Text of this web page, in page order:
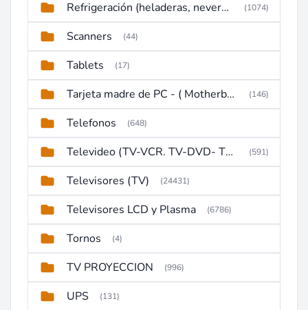
Refrigeración (heladeras, neveras, congeladores) (1074)
Scanners (44)
Tablets (17)
Tarjeta madre de PC - ( Motherboard ) (146)
Telefonos (648)
Televideo (TV-VCR. TV-DVD- TV-DVD-VCR) (591)
Televisores (TV) (24431)
Televisores LCD y Plasma (6786)
Tornos (4)
TV PROYECCION (996)
UPS (131)